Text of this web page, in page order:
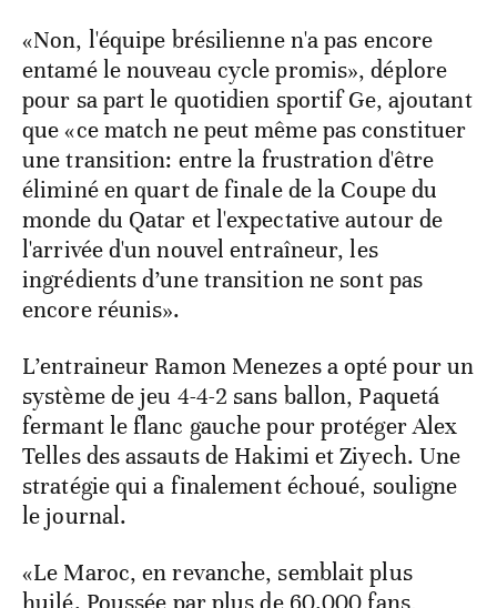
«Non, l'équipe brésilienne n'a pas encore
entamé le nouveau cycle promis», déplore
pour sa part le quotidien sportif Ge, ajoutant
que «ce match ne peut même pas constituer
une transition: entre la frustration d'être
éliminé en quart de finale de la Coupe du
monde du Qatar et l'expectative autour de
l'arrivée d'un nouvel entraîneur, les
ingrédients d’une transition ne sont pas
encore réunis».
L’entraineur Ramon Menezes a opté pour un
système de jeu 4-4-2 sans ballon, Paquetá
fermant le flanc gauche pour protéger Alex
Telles des assauts de Hakimi et Ziyech. Une
stratégie qui a finalement échoué, souligne
le journal.
«Le Maroc, en revanche, semblait plus